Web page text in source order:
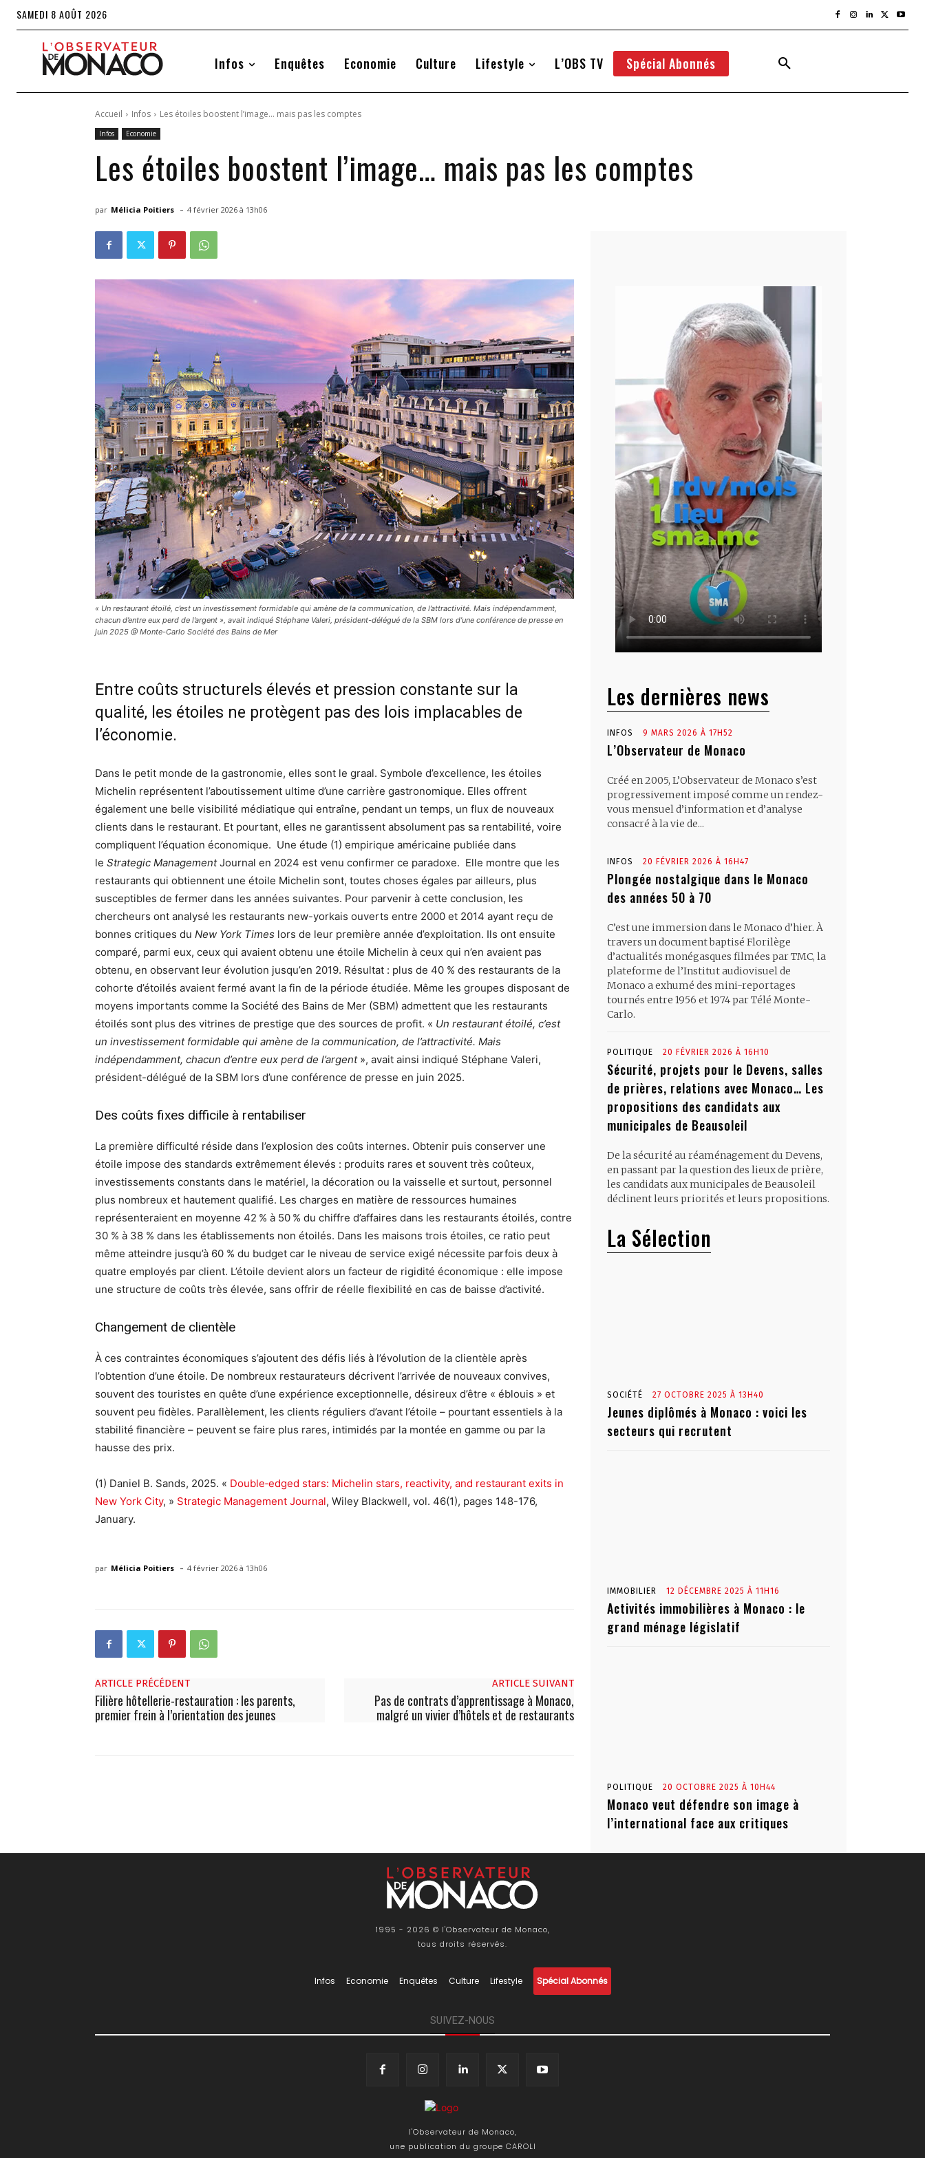
SAMEDI 8 AOÛT 2026
Infos Enquêtes Economie Culture Lifestyle L’OBS TV Spécial Abonnés
Accueil Infos Les étoiles boostent l’image… mais pas les comptes
Infos Economie
Les étoiles boostent l’image… mais pas les comptes
par Mélicia Poitiers - 4 février 2026 à 13h06
« Un restaurant étoilé, c’est un investissement formidable qui amène de la communication, de l’attractivité. Mais indépendamment,
chacun d’entre eux perd de l’argent », avait indiqué Stéphane Valeri, président-délégué de la SBM lors d’une conférence de presse en
juin 2025 @ Monte-Carlo Société des Bains de Mer
Entre coûts structurels élevés et pression constante sur la
qualité, les étoiles ne protègent pas des lois implacables de
l’économie.
Dans le petit monde de la gastronomie, elles sont le graal. Symbole d’excellence, les étoiles
Michelin représentent l’aboutissement ultime d’une carrière gastronomique. Elles offrent
également une belle visibilité médiatique qui entraîne, pendant un temps, un flux de nouveaux
clients dans le restaurant. Et pourtant, elles ne garantissent absolument pas sa rentabilité, voire
compliquent l’équation économique. Une étude (1) empirique américaine publiée dans
le Strategic ManagementJournal en 2024 est venu confirmer ce paradoxe. Elle montre que les
restaurants qui obtiennent une étoile Michelin sont, toutes choses égales par ailleurs, plus
susceptibles de fermer dans les années suivantes. Pour parvenir à cette conclusion, les
chercheurs ont analysé les restaurants new-yorkais ouverts entre 2000 et 2014 ayant reçu de
bonnes critiques du New York Times lors de leur première année d’exploitation. Ils ont ensuite
comparé, parmi eux, ceux qui avaient obtenu une étoile Michelin à ceux qui n’en avaient pas
obtenu, en observant leur évolution jusqu’en 2019. Résultat : plus de 40 % des restaurants de la
cohorte d’étoilés avaient fermé avant la fin de la période étudiée. Même les groupes disposant de
moyens importants comme la Société des Bains de Mer (SBM) admettent que les restaurants
étoilés sont plus des vitrines de prestige que des sources de profit. « Un restaurant étoilé, c’est
un investissement formidable qui amène de la communication, de l’attractivité. Mais
indépendamment, chacun d’entre eux perd de l’argent», avait ainsi indiqué Stéphane Valeri,
président-délégué de la SBM lors d’une conférence de presse en juin 2025.
Des coûts fixes difficile à rentabiliser
La première difficulté réside dans l’explosion des coûts internes. Obtenir puis conserver une
étoile impose des standards extrêmement élevés : produits rares et souvent très coûteux,
investissements constants dans le matériel, la décoration ou la vaisselle et surtout, personnel
plus nombreux et hautement qualifié. Les charges en matière de ressources humaines
représenteraient en moyenne 42 % à 50 % du chiffre d’affaires dans les restaurants étoilés, contre
30 % à 38 % dans les établissements non étoilés. Dans les maisons trois étoiles, ce ratio peut
même atteindre jusqu’à 60 % du budget car le niveau de service exigé nécessite parfois deux à
quatre employés par client. L’étoile devient alors un facteur de rigidité économique : elle impose
une structure de coûts très élevée, sans offrir de réelle flexibilité en cas de baisse d’activité.
Changement de clientèle
À ces contraintes économiques s’ajoutent des défis liés à l’évolution de la clientèle après
l’obtention d’une étoile. De nombreux restaurateurs décrivent l’arrivée de nouveaux convives,
souvent des touristes en quête d’une expérience exceptionnelle, désireux d’être « éblouis » et
souvent peu fidèles. Parallèlement, les clients réguliers d’avant l’étoile – pourtant essentiels à la
stabilité financière – peuvent se faire plus rares, intimidés par la montée en gamme ou par la
hausse des prix.
(1) Daniel B. Sands, 2025. « Double‐edged stars: Michelin stars, reactivity, and restaurant exits in
New York City, » Strategic Management Journal, Wiley Blackwell, vol. 46(1), pages 148-176,
January.
par Mélicia Poitiers - 4 février 2026 à 13h06
ARTICLE PRÉCÉDENT
Filière hôtellerie-restauration : les parents,
premier frein à l’orientation des jeunes
ARTICLE SUIVANT
Pas de contrats d’apprentissage à Monaco,
malgré un vivier d’hôtels et de restaurants
Les dernières news
INFOS 9 MARS 2026 À 17H52
L’Observateur de Monaco
Créé en 2005, L’Observateur de Monaco s’est
progressivement imposé comme un rendez-
vous mensuel d’information et d’analyse
consacré à la vie de...
INFOS 20 FÉVRIER 2026 À 16H47
Plongée nostalgique dans le Monaco
des années 50 à 70
C’est une immersion dans le Monaco d’hier. À
travers un document baptisé Florilège
d’actualités monégasques filmées par TMC, la
plateforme de l’Institut audiovisuel de
Monaco a exhumé des mini-reportages
tournés entre 1956 et 1974 par Télé Monte-
Carlo.
POLITIQUE 20 FÉVRIER 2026 À 16H10
Sécurité, projets pour le Devens, salles
de prières, relations avec Monaco… Les
propositions des candidats aux
municipales de Beausoleil
De la sécurité au réaménagement du Devens,
en passant par la question des lieux de prière,
les candidats aux municipales de Beausoleil
déclinent leurs priorités et leurs propositions.
La Sélection
SOCIÉTÉ 27 OCTOBRE 2025 À 13H40
Jeunes diplômés à Monaco : voici les
secteurs qui recrutent
IMMOBILIER 12 DÉCEMBRE 2025 À 11H16
Activités immobilières à Monaco : le
grand ménage législatif
POLITIQUE 20 OCTOBRE 2025 À 10H44
Monaco veut défendre son image à
l’international face aux critiques
1995 - 2026 © l'Observateur de Monaco,
tous droits réservés.
Infos Economie Enquêtes Culture Lifestyle Spécial Abonnés
SUIVEZ-NOUS
l'Observateur de Monaco,
une publication du groupe CAROLI